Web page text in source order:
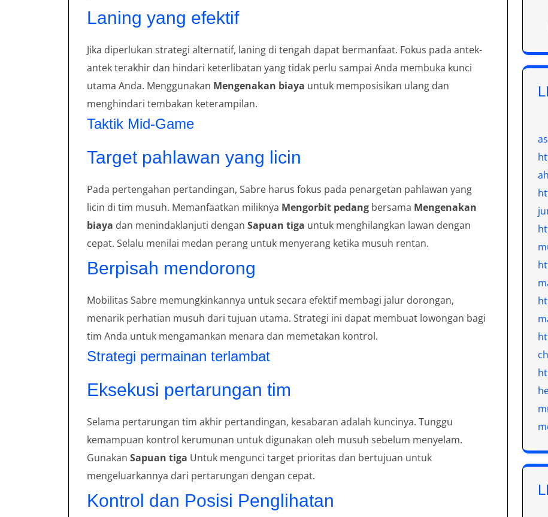
Laning yang efektif
Jika diperlukan strategi alternatif, laning di tengah dapat bermanfaat. Fokus pada antek-
antek terakhir dan hindari keterlibatan yang tidak perlu sampai Anda membuka kunci
utama Anda. Menggunakan Mengenakan biaya untuk memposisikan ulang dan
menghindari tembakan keterampilan.
Taktik Mid-Game
Target pahlawan yang licin
Pada pertengahan pertandingan, Sabre harus fokus pada penargetan pahlawan yang
licin di tim musuh. Memanfaatkan miliknya Mengorbit pedang bersama Mengenakan
biaya dan menindaklanjuti dengan Sapuan tiga untuk menghilangkan lawan dengan
cepat. Selalu menilai medan perang untuk menyerang ketika musuh rentan.
Berpisah mendorong
Mobilitas Sabre memungkinkannya untuk secara efektif membagi jalur dorongan,
menarik perhatian musuh dari tujuan utama. Strategi ini dapat membuat lowongan bagi
tim Anda untuk mengamankan menara dan memetakan kontrol.
Strategi permainan terlambat
Eksekusi pertarungan tim
Selama pertarungan tim akhir pertandingan, kesabaran adalah kuncinya. Tunggu
kemampuan kontrol kerumunan untuk digunakan oleh musuh sebelum menyelam.
Gunakan Sapuan tiga Untuk mengunci target prioritas dan bertujuan untuk
mengeluarkannya dari pertarungan dengan cepat.
Kontrol dan Posisi Penglihatan